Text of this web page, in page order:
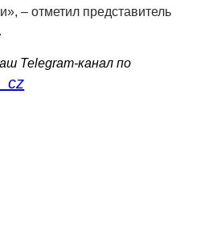
– отметил представитель
Telegram-канал по